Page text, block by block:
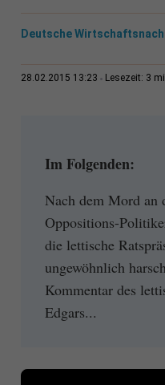
Deutsche
28.02.2015 13:23 Lesezeit: 3
Im Folgenden:
Nach dem Mord an
Oppositions-
die lettische
ungewöhnlich
Kommentar des
Edgars...